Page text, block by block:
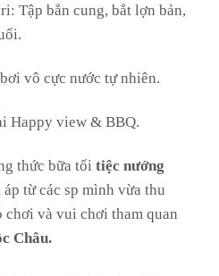
Tập bắn cung, bắt lợn bản,
vô cực nước tự nhiên.
Happy view & BBQ.
thức bữa tối tiệc nướng
từ các sp mình vừa thu
chơi và vui chơi tham quan
Châu.